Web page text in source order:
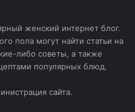
женский интернет блог.
пола могут найти статьи на
либо советы, а также
популярных блюд.
сайта.